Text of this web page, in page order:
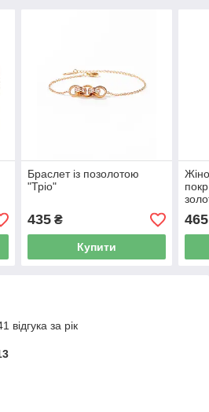
Браслет із позолотою
"Тріо"
435₴
Купити
465
відгука за рік